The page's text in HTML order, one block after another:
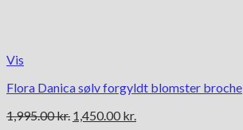
Vis
Flora Danica sølv forgyldt blomster broche
1,995.00kr. Den
1,450.00 kr.